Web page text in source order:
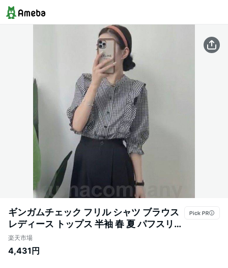
ギンガムチェック フリル シャツ ブラウス
レディース トップス 半袖 春 夏 パフスリー
ブ 五分袖 大きいサイズ 韓国 ファッション
レトロ バンドカラー スタンドカラー 大人
楽天市場
4,431円